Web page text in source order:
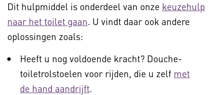
Dit hulpmiddel is onderdeel van onze keuzehulp
naar het toilet gaan. U vindt daar ook andere
oplossingen zoals:
Heeft u nog voldoende kracht? Douche-
toiletrolstoelen voor rijden, die u zelf met
de hand aandrijft.